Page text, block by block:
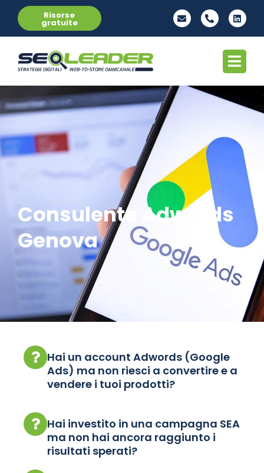
Risorse
gratuite
Consulente Adwords
Genova
Hai un account Adwords (Google
Ads) ma non riesci a convertire e a
vendere i tuoi prodotti?
Hai investito in una campagna SEA
ma non hai ancora raggiunto i
risultati sperati?